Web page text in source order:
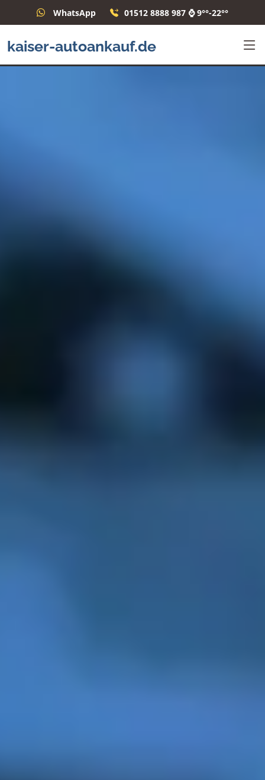
WhatsApp 01512 8888 987 ⌚ 9°°-22°°
kaiser-autoankauf.de